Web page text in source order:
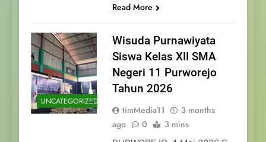
Read More
UNCATEGORIZED
Wisuda Purnawiyata
Siswa Kelas XII SMA
Negeri 11 Purworejo
Tahun 2026
timMedia11
3 months
ago
0 3 mins